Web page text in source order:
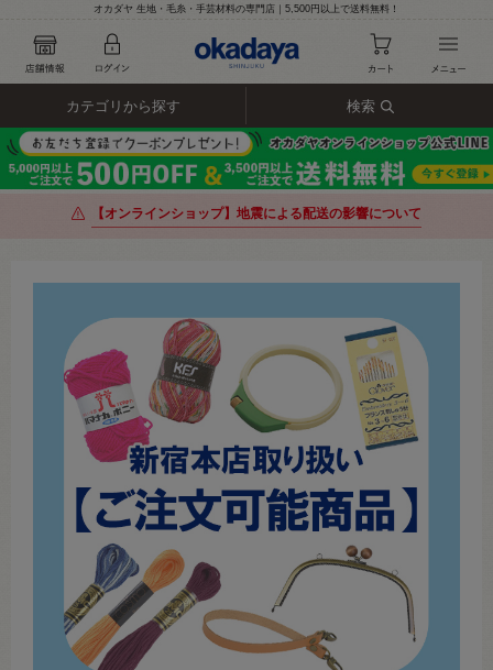
オカダヤ 生地・毛糸・手芸材料の専門店｜5,500円以上で送料無料！
カテゴリから探す 検索
【オンラインショップ】地震による配送の影響について